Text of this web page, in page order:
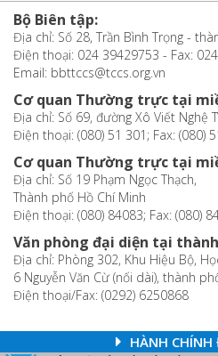
Bộ Biên tập:
Địa chỉ: Số 28, Trần Bình Trọng -
Điện thoại: 024 39429753 - Fax:
Email: bbttccs@tccs.org.vn
Cơ quan Thường trực tại
Địa chỉ: Số 69, đường Xô Viết Nghệ
Điện thoại: (080) 51 301; Fax: (080)
Cơ quan Thường trực tại
Địa chỉ: Số 19 Phạm Ngọc Thạch,
Thành phố Hồ Chí Minh
Điện thoại: (080) 84083; Fax: (080)
Văn phòng đại diện tại
Địa chỉ: Phòng 302, Khu Hiệu Bộ,
6 Nguyễn Văn Cừ (nối dài), thành
Điện thoại/Fax: (0292) 6250868
HÀNH